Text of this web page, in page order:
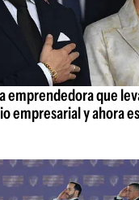
emprendedora que
empresarial y ahora